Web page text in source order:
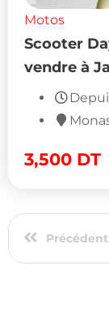
Motos
Scooter
vendre à
3,500 DT
Précédent